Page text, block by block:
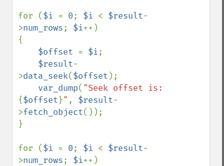
for ($i = 0; $i < $result-
>num_rows; $i++)
{
$offset = $i;
$result-
>data_seek($offset );
var_dump(
{$offset}" , $result-
>fetch_object());
}
for ($i = 0; $i < $result-
>num_rows; $i++)